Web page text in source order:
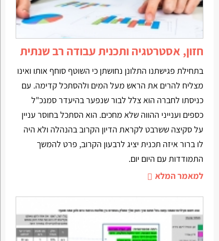
חזון, אסטרטגיה ותכנית עבודה רב שנתית
בתחילת פגישתנו התלונן נחושתן כי השוטף סוחף אותו ואינו
מצליח להרים את הראש מעל המים ולהסתכל קדימה. עם
כניסתו לחברה הוא צלל לבור שנפער בהיעדר סמנכ"ל
כספים וענייני ההווה שלא מחכים. הוא הסתכל בחוסר עניין
על סקיצה ששרבט לקראת הדיון הקרוב בהנהלה ולא היה
לו ברור איזה תכנית יציג לרבעון הקרוב, פרט להמשך
התמודדות עם היום יום.
למאמר המלא